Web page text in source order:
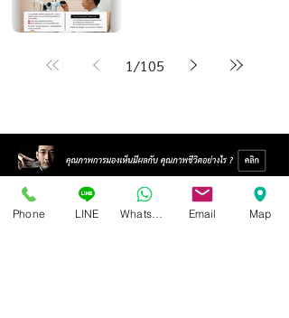
1/105
Phone LINE Email Map